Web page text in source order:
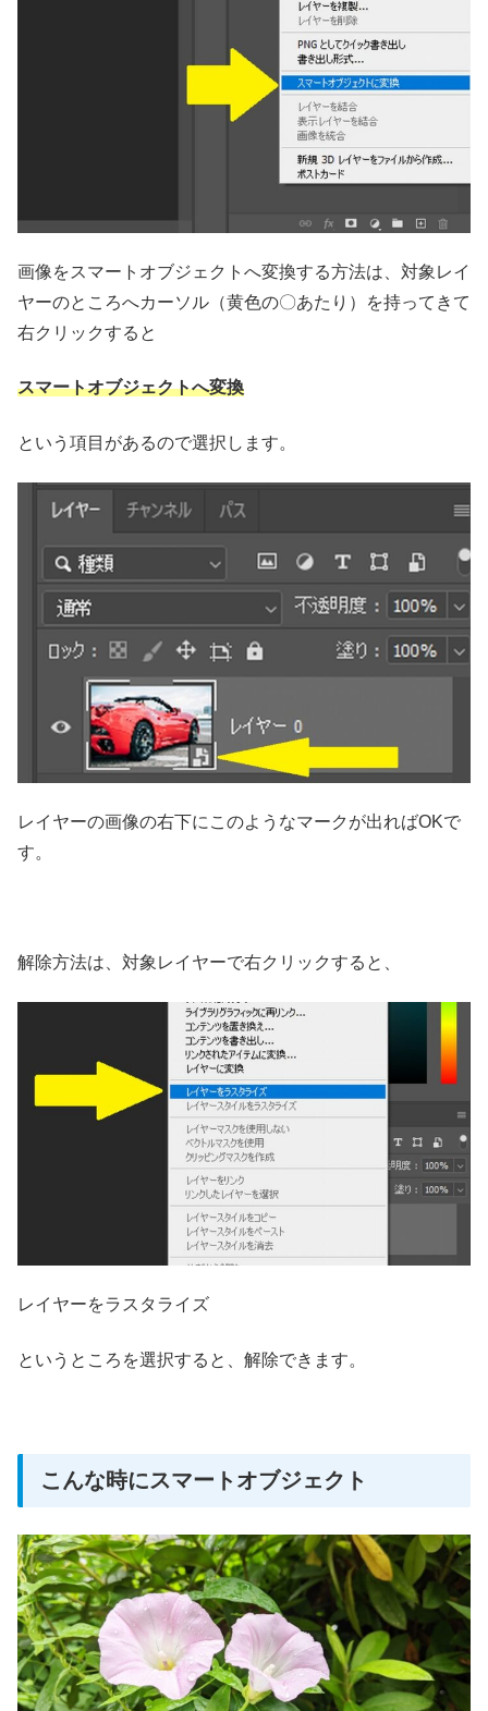
画像をスマートオブジェクトへ変換する方法は、対象レイ
ヤーのところへカーソル（黄色の〇あたり）を持ってきて
右クリックすると
スマートオブジェクトへ変換
という項目があるので選択します。
レイヤーの画像の右下にこのようなマークが出ればOKで
す。
解除方法は、対象レイヤーで右クリックすると、
レイヤーをラスタライズ
というところを選択すると、解除できます。
こんな時にスマートオブジェクト